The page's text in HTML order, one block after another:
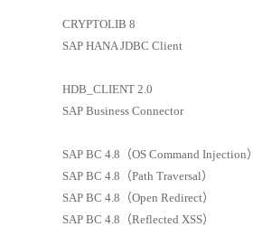
CRYPTOLIB 8
SAP HANA JDBC Client
HDB_CLIENT 2.0
SAP Business Connector
SAP BC 4.8（OS Command Injection）
SAP BC 4.8（Path Traversal）
SAP BC 4.8（Open Redirect）
SAP BC 4.8（Reflected XSS）